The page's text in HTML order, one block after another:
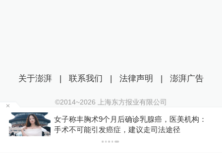
女子称丰胸术9个月后确诊乳腺癌，医美机构：
手术不可能引发癌症，建议走司法途径
关于澎湃 | 联系我们 | 法律声明 | 澎湃广告
©2014~2026 上海东方报业有限公司
沪ICP证：沪B2-20170116 | 沪ICP备14003370号
互联网新闻信息服务许可证：31120170006
沪公网安备 31010602000299号